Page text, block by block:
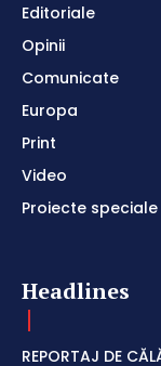
Editoriale
Opinii
Comunicate
Europa
Print
Video
Proiecte speciale
Headlines
REPORTAJ DE